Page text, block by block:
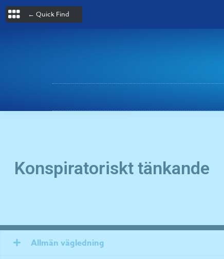
← Quick Find
Konspiratoriskt tänkande
Allmän vägledning